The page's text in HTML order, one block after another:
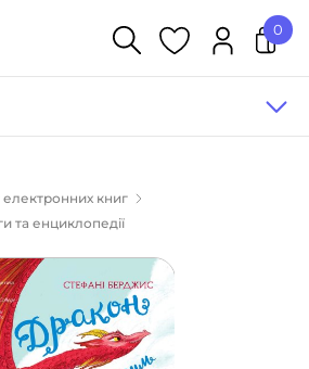
література (1015)
та посібники (527)
словники (55)
0
електронних книг
та енциклопедії